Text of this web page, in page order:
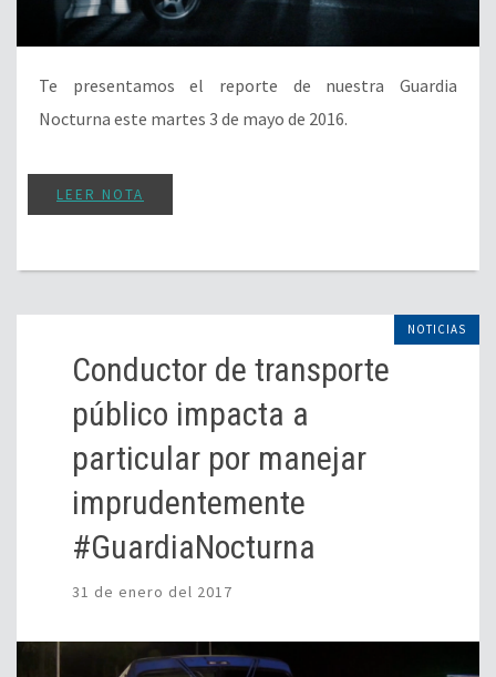
Te presentamos el reporte de nuestra Guardia
Nocturna este martes 3 de mayo de 2016.
LEER NOTA
NOTICIAS
Conductor de transporte
público impacta a
particular por manejar
imprudentemente
#GuardiaNocturna
31 de enero del 2017